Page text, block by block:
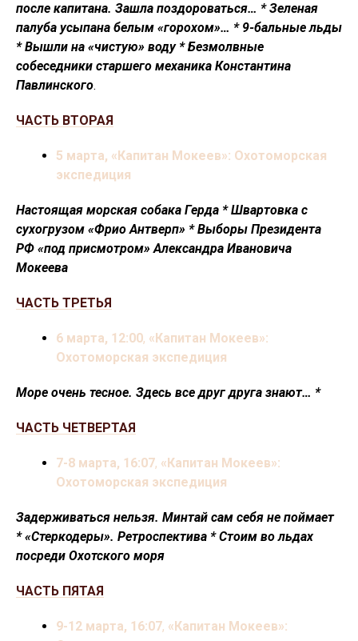
после капитана. Зашла поздороваться… * Зеленая
палуба усыпана белым «горохом»… * 9-бальные льды
* Вышли на «чистую» воду * Безмолвные
собеседники старшего механика Константина
Павлинского.
ЧАСТЬ ВТОРАЯ
5 марта, «Капитан Мокеев»: Охотоморская
экспедиция
Настоящая морская собака Герда * Швартовка с
сухогрузом «Фрио Антверп» * Выборы Президента
РФ «под присмотром» Александра Ивановича
Мокеева
ЧАСТЬ ТРЕТЬЯ
6 марта, 12:00, «Капитан Мокеев»:
Охотоморская экспедиция
Море очень тесное. Здесь все друг друга знают… *
ЧАСТЬ ЧЕТВЕРТАЯ
7-8 марта, 16:07, «Капитан Мокеев»:
Охотоморская экспедиция
Задерживаться нельзя. Минтай сам себя не поймает
* «Стеркодеры». Ретроспектива * Cтоим во льдах
посреди Охотского моря
ЧАСТЬ ПЯТАЯ
9-12 марта, 16:07, «Капитан Мокеев»: